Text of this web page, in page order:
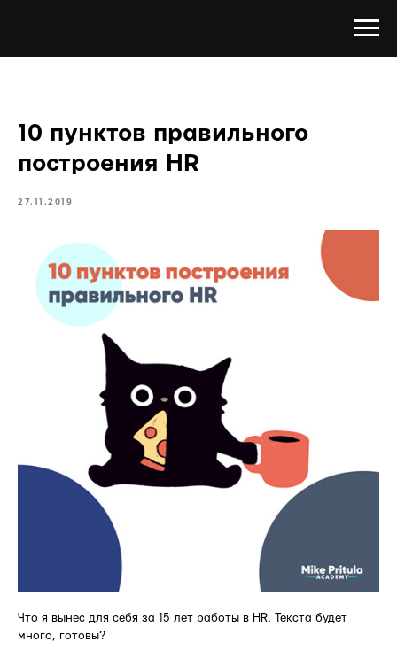
10 пунктов правильного
построения HR
27.11.2019
Что я вынес для себя за 15 лет работы в HR. Текста будет
много, готовы?